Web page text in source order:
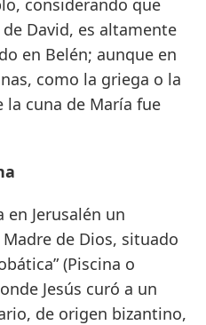
David, es altamente
en Belén; aunque en
como la griega o la
la cuna de María fue
en Jerusalén un
de Dios, situado
(Piscina o
Jesús curó a un
de origen bizantino,